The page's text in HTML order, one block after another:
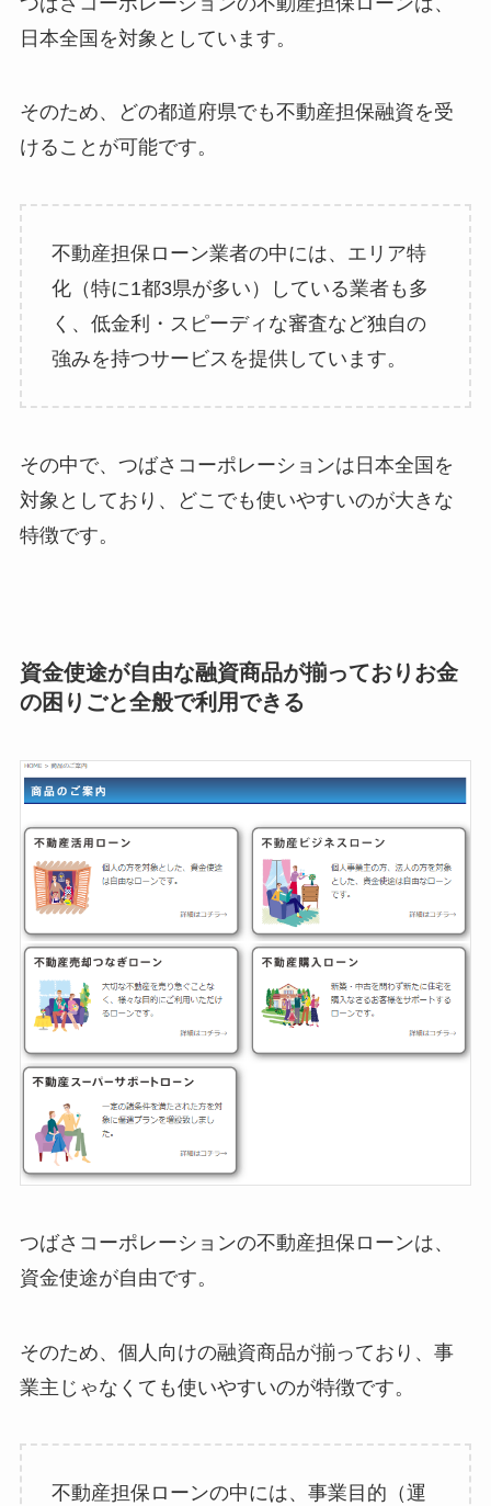
日本全国を対象としています。
そのため、どの都道府県でも不動産担保融資を受
けることが可能です。
不動産担保ローン業者の中には、エリア特
化（特に1都3県が多い）している業者も多
く、低金利・スピーディな審査など独自の
強みを持つサービスを提供しています。
その中で、つばさコーポレーションは日本全国を
対象としており、どこでも使いやすいのが大きな
特徴です。
資金使途が自由な融資商品が揃っておりお金
の困りごと全般で利用できる
つばさコーポレーションの不動産担保ローンは、
資金使途が自由です。
そのため、個人向けの融資商品が揃っており、事
業主じゃなくても使いやすいのが特徴です。
不動産担保ローンの中には、事業目的（運